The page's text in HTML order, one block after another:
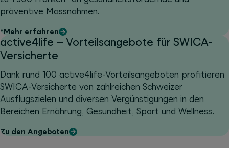
präventive Massnahmen.
*Mehr erfahren
active4life – Vorteilsangebote für SWICA-
Versicherte
Dank rund 100 active4life-Vorteilsangeboten profitieren
SWICA-Versicherte von zahlreichen Schweizer
Ausflugszielen und diversen Vergünstigungen in den
Bereichen Ernährung, Gesundheit, Sport und Wellness.
Zu den Angeboten